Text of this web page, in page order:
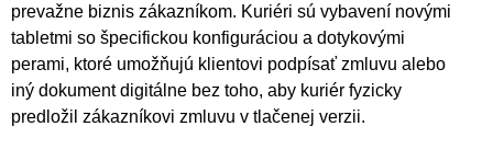
prevažne biznis zákazníkom. Kuriéri sú vybavení novými
tabletmi so špecifickou konfiguráciou a dotykovými
perami, ktoré umožňujú klientovi podpísať zmluvu alebo
iný dokument digitálne bez toho, aby kuriér fyzicky
predložil zákazníkovi zmluvu v tlačenej verzii.